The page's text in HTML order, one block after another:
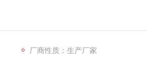
厂商性质：生产厂家